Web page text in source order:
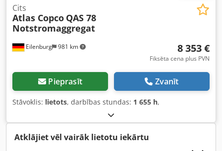
Eilenburg 981 km
Cits
Atlas Copco QAS 78
Notstromaggregat
8 353 €
Fiksēta cena plus PVN
Pieprasīt Zvanīt
Stāvoklis: lietots, darbības stundas: 1 655 h,
Atklājiet vēl vairāk lietotu iekārtu